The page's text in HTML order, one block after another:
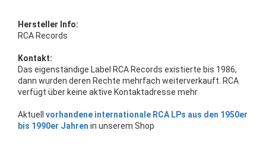
Hersteller Info:
RCA Records
Kontakt:
Das eigenständige Label RCA Records existierte bis 1986,
dann wurden deren Rechte mehrfach weiterverkauft. RCA
verfügt über keine aktive Kontaktadresse mehr
Aktuell vorhandene internationale RCA LPs aus den 1950er
bis 1990er Jahren in unserem Shop